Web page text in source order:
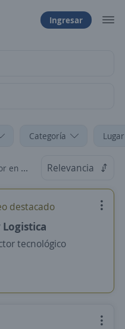
Ingresar
Categoría
Relevancia
destacado
Logistica
tecnológico